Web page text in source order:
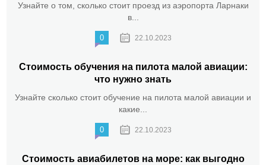
Узнайте о том, сколько стоит проезд из аэропорта Ларнаки
в...
0 22.10.2023
Стоимость обучения на пилота малой авиации:
что нужно знать
Узнайте сколько стоит обучение на пилота малой авиации и
какие...
0 22.10.2023
Стоимость авиабилетов на море: как выгодно